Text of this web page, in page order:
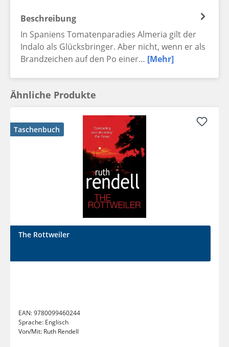
Beschreibung
In Spaniens Tomatenparadies Almeria gilt der
Indalo als Glücksbringer. Aber nicht, wenn er als
Brandzeichen auf den Po einer… [Mehr]
Ähnliche Produkte
Taschenbuch
The Rottweiler
EAN:9780099460244
Sprache: Englisch
Von/Mit: Ruth Rendell